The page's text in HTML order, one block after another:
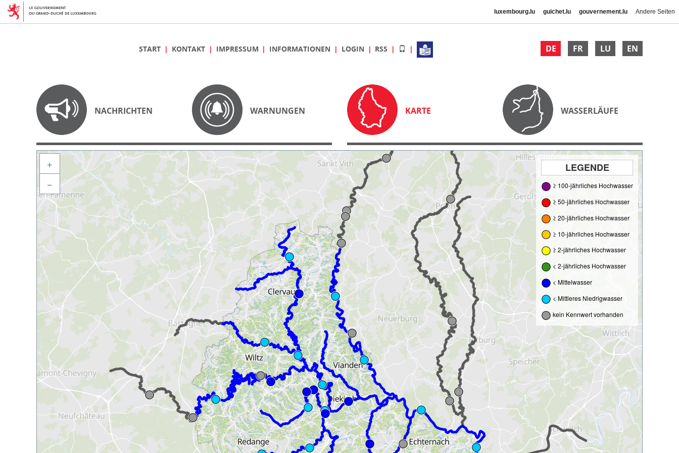
luxembourg.lu guichet.lu gouvernement.lu Andere Seiten
DE FR LU EN
START KONTAKT IMPRESSUM INFORMATIONEN LOGIN RSS
NACHRICHTEN WARNUNGEN KARTE WASSERLÄUFE
LEGENDE
≥ 100-jährliches Hochwasser
≥ 50-jährliches Hochwasser
≥ 20-jährliches Hochwasser
≥ 10-jährliches Hochwasser
≥ 2-jährliches Hochwasser
< 2-jährliches Hochwasser
< Mittelwasser
< Mittleres Niedrigwasser
kein Kennwert vorhanden
+
−